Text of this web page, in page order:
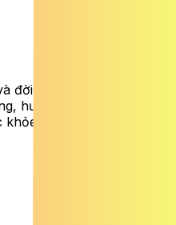
đời sống cung cấp tin
hướng dẫn dinh dưỡng
thể chất lẫn tinh